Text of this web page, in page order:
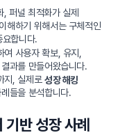
퍼널 최적화가 실제
해하기 위해서는 구체적인
합니다.
사용자 확보, 유지,
과를 만들어왔습니다.
지, 실제로 성장 해킹
들을 분석합니다.
반 성장 사례